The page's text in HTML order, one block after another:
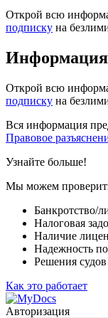
Открой всю
подписку на
Информация
Открой всю
подписку на
Вся информация
Правовое
Узнайте больше!
Мы можем
Банкротство/
Налоговая
Наличие
Надежность
Решения судов
Как это работает
Авторизация